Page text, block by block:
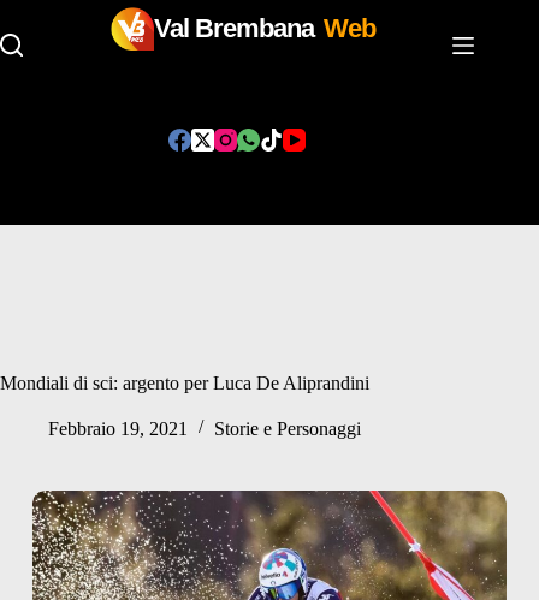
Val Brembana Web
Mondiali di sci: argento per Luca De Aliprandini
Febbraio 19, 2021 Storie e Personaggi